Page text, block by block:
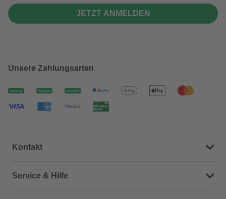
JETZT ANMELDEN
Unsere Zahlungsarten
Kontakt
Dein Kontakt zu uns
Service & Hilfe